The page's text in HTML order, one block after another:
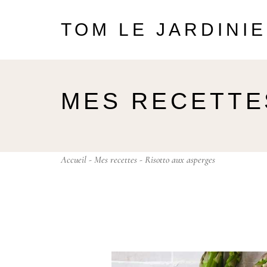
TOM LE
MES
Accueil - Mes recettes - Risotto aux asperges